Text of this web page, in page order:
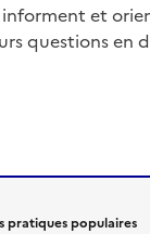
informent et
questions en
pratiques populaires